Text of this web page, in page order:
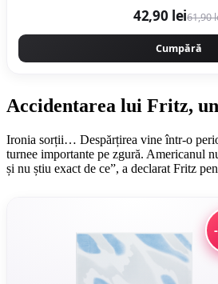
42,90 lei61,90
Cumpără
Accidentarea lui Fritz,
Ironia sorții… Despărțirea vine într-o
turnee importante pe zgură. Americanul
și nu știu exact de ce”, a declarat Fritz